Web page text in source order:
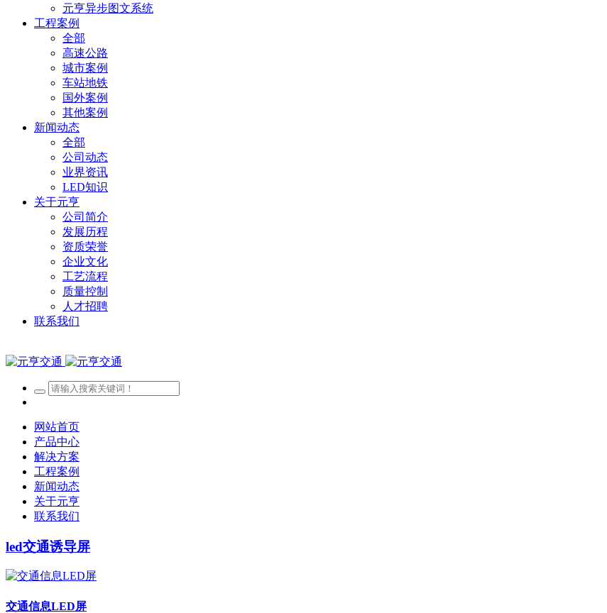
元亨异步图文系统
工程案例
全部
高速公路
城市案例
车站地铁
国外案例
其他案例
新闻动态
全部
公司动态
业界资讯
LED知识
关于元亨
公司简介
发展历程
资质荣誉
企业文化
工艺流程
质量控制
人才招聘
联系我们
网站首页
产品中心
解决方案
工程案例
新闻动态
关于元亨
联系我们
led交通诱导屏
交通信息LED屏